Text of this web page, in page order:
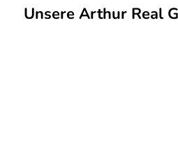
Unsere Arthur Real